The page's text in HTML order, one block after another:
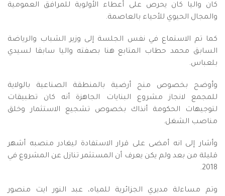
كان واليا كان يحرص على أعطاء الأولوية للمرافق العمومية
والمجال الحيوي للأحياء بالعاصمة.
كما تم الاستماع في نفس الجلسة إلى وزير الشباب والرياضة
السابق محمد حطاب المتابع هنا بصفته واليا سابقا لسيدي
بلعباس.
وأوضح بخصوص منح أرضية بالمنطقة الصناعية بالولاية
للمجمع لانجاز مشروع البنايات الجاهزة أنه كان تطبيقات
لتوجيهات الحكومة أنذاك بخصوص تشجيع الاستثمار وخلق
مناصب الشغل.
وأشار إلى انه أمضى على قرار الاستفادة ليغادر منصبه أشهر
قليلة من بعد ولم يكن يعرف أن المستثمر تنازل عن المشروع في
2018.
وتم مساءلة مديري الجزائرية للمياه، عبد النور ايت منصور